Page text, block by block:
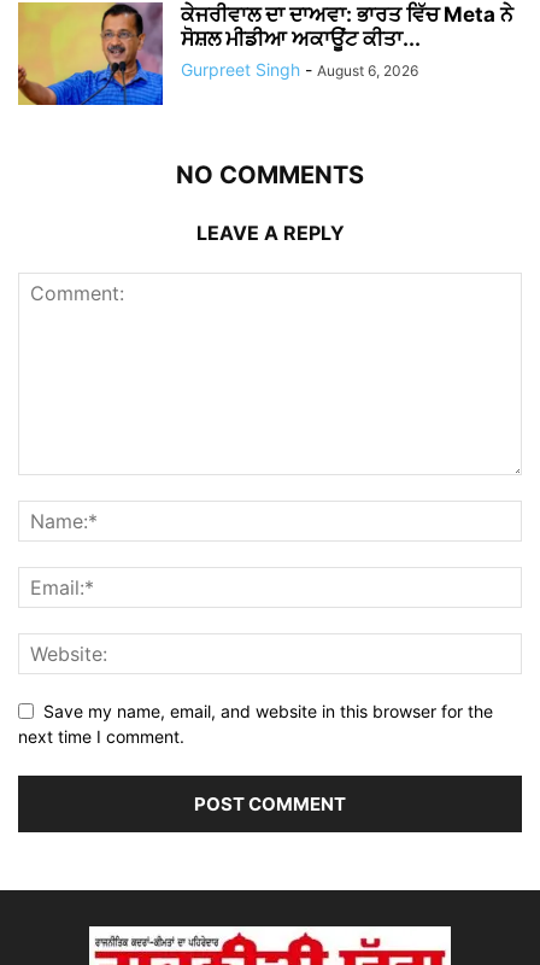
ਕੇਜਰੀਵਾਲ ਦਾ ਦਾਅਵਾ: ਭਾਰਤ ਵਿੱਚ Meta ਨੇ
ਸੋਸ਼ਲ ਮੀਡੀਆ ਅਕਾਊਂਟ ਕੀਤਾ...
Gurpreet Singh - August 6, 2026
NO COMMENTS
LEAVE A REPLY
Save my name, email, and website in this browser for the
next time I comment.